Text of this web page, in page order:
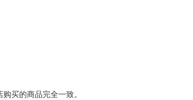
买的商品完全一致。